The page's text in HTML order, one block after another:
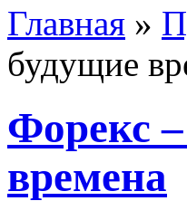
Главная »
будущие
Форекс
времена